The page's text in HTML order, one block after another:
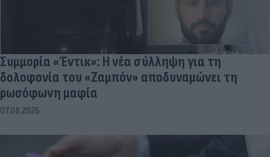
Συμμορία «Έντικ»: Η νέα σύλληψη για τη
δολοφονία του «Ζαμπόν» αποδυναμώνει τη
ρωσόφωνη μαφία
07.08.2026